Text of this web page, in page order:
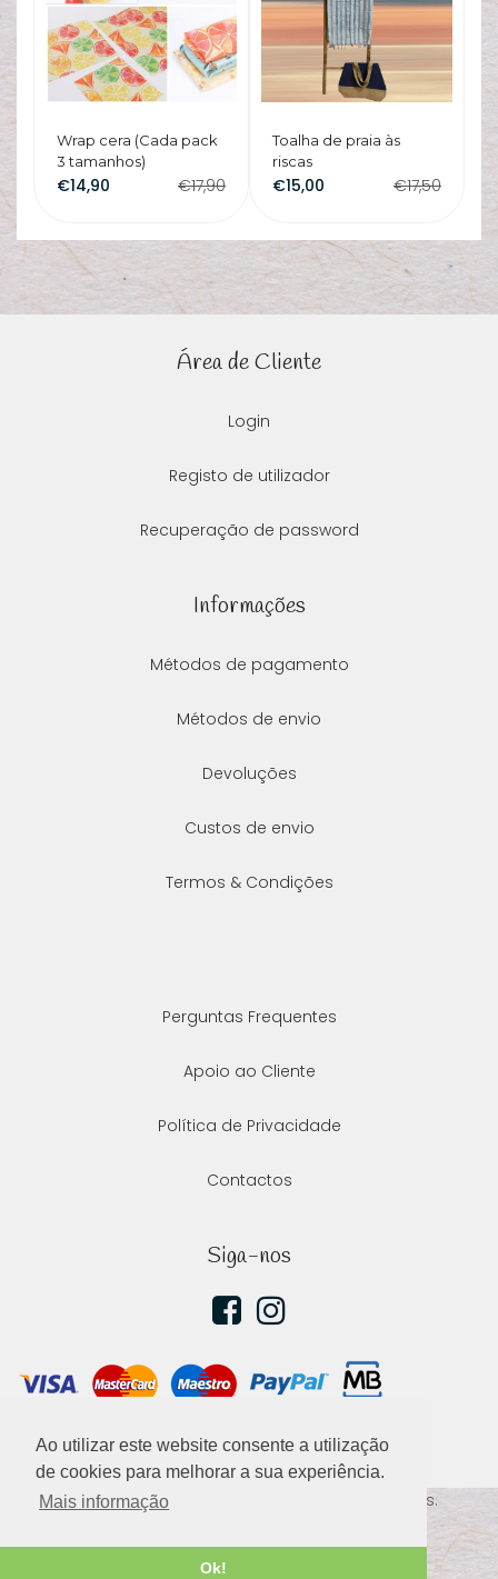
Ao utilizar este website consente a utilização
de cookies para melhorar a sua experiência.
Mais informação
Ok!
Wrap cera (Cada pack
3 tamanhos)
€14,90 €17,90
Toalha de praia às
riscas
€15,00 €17,50
Área de Cliente
Login
Registo de utilizador
Recuperação de password
Informações
Métodos de pagamento
Métodos de envio
Devoluções
Custos de envio
Termos & Condições
Perguntas Frequentes
Apoio ao Cliente
Política de Privacidade
Contactos
Siga-nos
2020 ©Ellephant , todos os direitos reservados.
Desenvolvido por